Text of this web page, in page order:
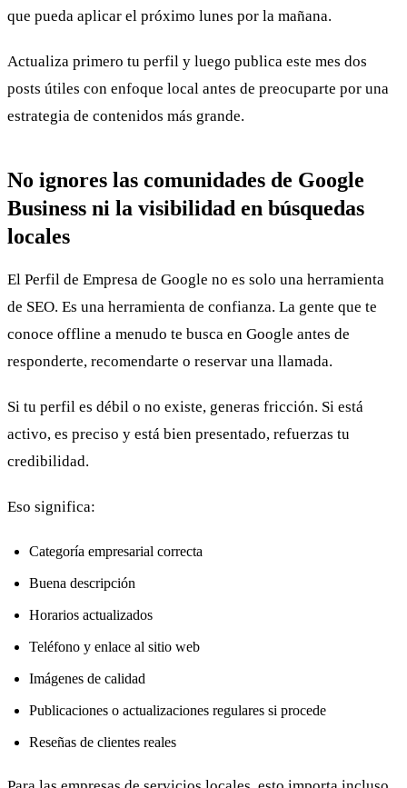
que pueda aplicar el próximo lunes por la mañana.
Actualiza primero tu perfil y luego publica este mes dos
posts útiles con enfoque local antes de preocuparte por una
estrategia de contenidos más grande.
No ignores las comunidades de Google
Business ni la visibilidad en búsquedas
locales
El Perfil de Empresa de Google no es solo una herramienta
de SEO. Es una herramienta de confianza. La gente que te
conoce offline a menudo te busca en Google antes de
responderte, recomendarte o reservar una llamada.
Si tu perfil es débil o no existe, generas fricción. Si está
activo, es preciso y está bien presentado, refuerzas tu
credibilidad.
Eso significa:
Categoría empresarial correcta
Buena descripción
Horarios actualizados
Teléfono y enlace al sitio web
Imágenes de calidad
Publicaciones o actualizaciones regulares si procede
Reseñas de clientes reales